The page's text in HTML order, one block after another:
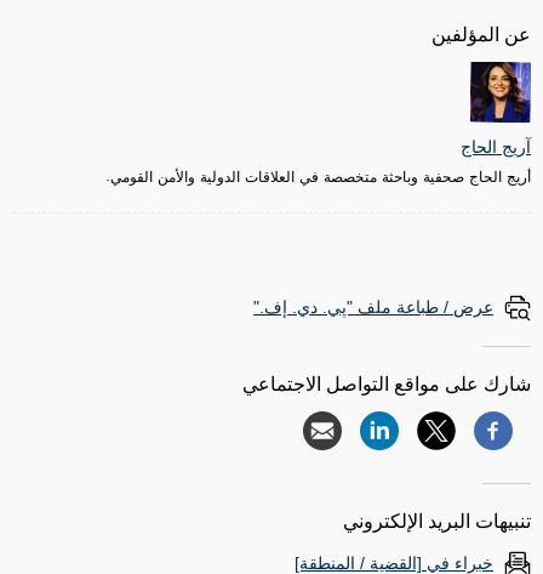
عن المؤلفين
آريج الحاج
أريج الحاج صحفية وباحثة متخصصة في العلاقات الدولية والأمن القومي.
عرض / طباعة ملف "پي. دي. إف."
شارك على مواقع التواصل الاجتماعي
تنبيهات البريد الإلكتروني
خبراء في [القضية / المنطقة]